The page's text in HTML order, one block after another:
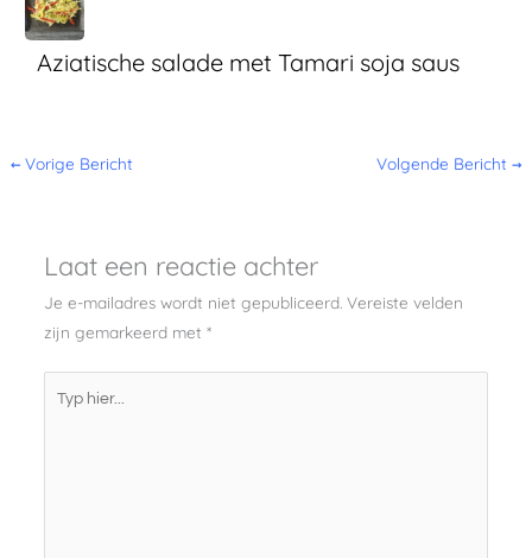
Aziatische salade met Tamari soja saus
← Vorige Bericht Volgende Bericht →
Laat een reactie achter
Je e-mailadres wordt niet gepubliceerd. Vereiste velden
zijn gemarkeerd met *